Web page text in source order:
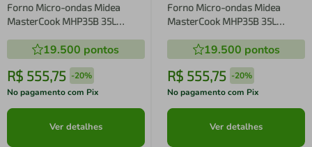
Forno Micro-ondas Midea
MasterCook MHP35B 35L
Potência Branco
19.500 pontos
R$ 555,75 -20%
No pagamento com Pix
Ver detalhes
Forno Micro-ondas Midea
MasterCook MHP35B 35L
Potência Branco
19.500 pontos
R$ 555,75 -20%
No pagamento com Pix
Ver detalhes